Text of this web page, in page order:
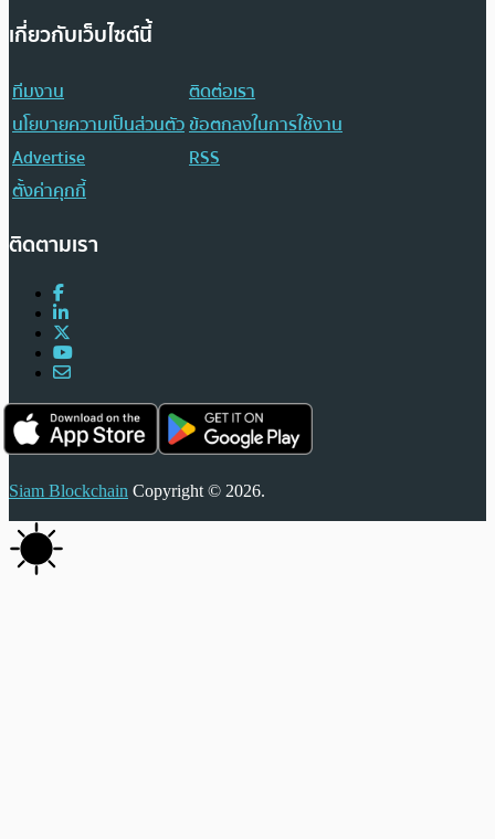
เกี่ยวกับเว็บไซต์นี้
ทีมงาน
ติดต่อเรา
นโยบายความเป็นส่วนตัวข้อตกลงในการใช้งาน
Advertise
RSS
ตั้งค่าคุกกี้
ติดตามเรา
Siam Blockchain Copyright © 2026.